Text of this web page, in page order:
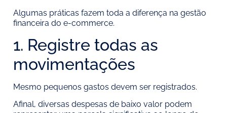
Algumas práticas fazem toda a diferença na gestão
financeira do e-commerce.
1. Registre todas as
movimentações
Mesmo pequenos gastos devem ser registrados.
Afinal, diversas despesas de baixo valor podem